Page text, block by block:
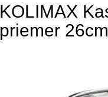
KOLIMAX
priemer